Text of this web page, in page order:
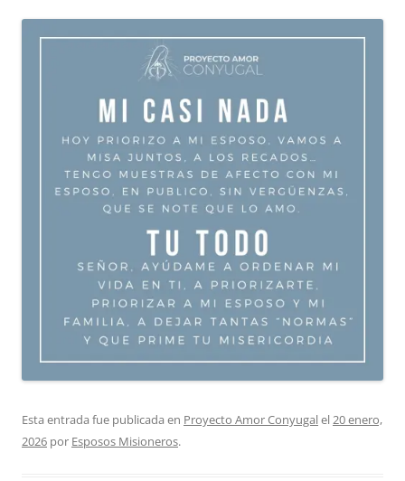
Esta entrada fue publicada en Proyecto Amor Conyugalel20 enero,
2026 por Esposos Misioneros.